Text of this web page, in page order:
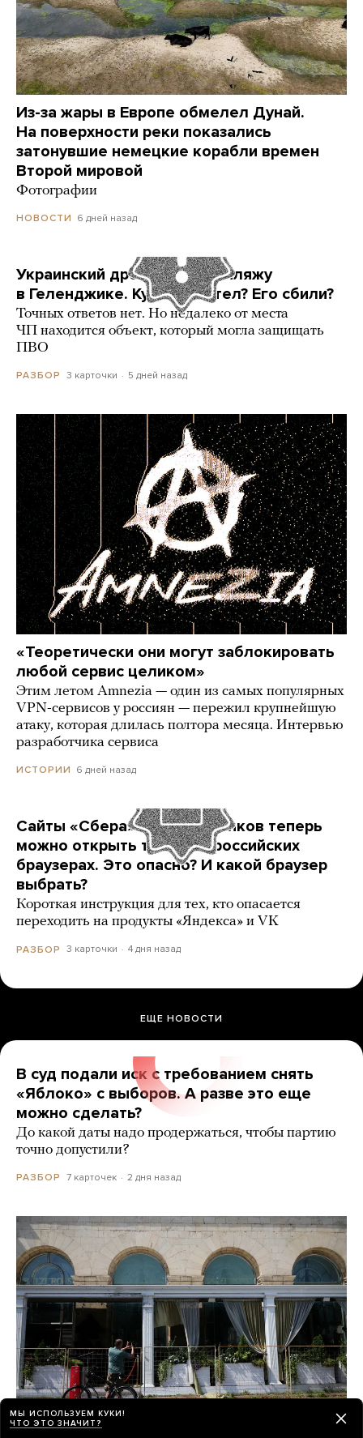
Из-за жары в Европе обмелел Дунай.
На поверхности реки показались
затонувшие немецкие корабли времен
Второй мировой
Фотографии
НОВОСТИ 6 дней назад
Украинский дрон попал по пляжу
в Геленджике. Куда он летел? Его сбили?
Точных ответов нет. Но недалеко от места
ЧП находится объект, который могла защищать
ПВО
РАЗБОР 3 карточки 5 дней назад
«Теоретически они могут заблокировать
любой сервис целиком»
Этим летом Amnezia — один из самых популярных
VPN-сервисов у россиян — пережил крупнейшую
атаку, которая длилась полтора месяца. Интервью
разработчика сервиса
ИСТОРИИ 6 дней назад
Сайты «Сбера» и других банков теперь
можно открыть только в российских
браузерах. Это опасно? И какой браузер
выбрать?
Короткая инструкция для тех, кто опасается
переходить на продукты «Яндекса» и VK
РАЗБОР 3 карточки 4 дня назад
ЕЩЕ НОВОСТИ
В суд подали иск с требованием снять
«Яблоко» с выборов. А разве это еще
можно сделать?
До какой даты надо продержаться, чтобы партию
точно допустили?
РАЗБОР 7 карточек 2 дня назад
МЫ ИСПОЛЬЗУЕМ КУКИ!
ЧТО ЭТО ЗНАЧИТ?